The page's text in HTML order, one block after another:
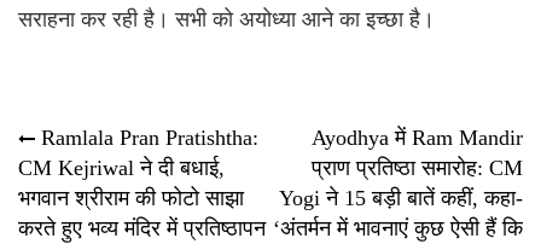
सराहना कर रही है। सभी को अयोध्या आने का इच्छा है।
Post
navigation
Ramlala Pran Pratishtha:
CM Kejriwal ने दी बधाई,
भगवान श्रीराम की फोटो साझा
करते हुए भव्य मंदिर में प्रतिष्ठापन
Ayodhya में Ram Mandir
प्राण प्रत‍िष्‍ठा समारोह: CM
Yogi ने 15 बड़ी बातें कहीं, कहा-
‘अंतर्मन में भावनाएं कुछ ऐसी हैं कि